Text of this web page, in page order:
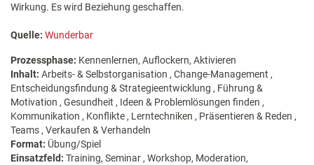
Wirkung. Es wird Beziehung geschaffen.
Quelle: Wunderbar
Prozessphase: Kennenlernen, Auflockern, Aktivieren
Inhalt: Arbeits- & Selbstorganisation , Change-Management ,
Entscheidungsfindung & Strategieentwicklung , Führung &
Motivation , Gesundheit , Ideen & Problemlösungen finden ,
Kommunikation , Konflikte , Lerntechniken , Präsentieren & Reden ,
Teams , Verkaufen & Verhandeln
Format: Übung/Spiel
Einsatzfeld: Training, Seminar , Workshop, Moderation,